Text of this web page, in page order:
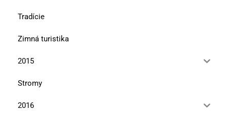
Tradície
Zimná turistika
2015
Stromy
2016